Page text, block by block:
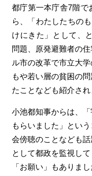
都庁第一本庁舎7階で
ら、「わたしたちの
けにきた」として、
問題、原発避難者の
ル市の改革で市立大
もや若い層の貧困の
たことなども紹介され
小池都知事からは、
もらいました」とい
会傍聴のことなども
として都政を監視し
「お願い」もありま